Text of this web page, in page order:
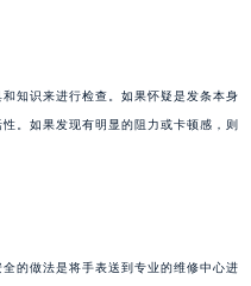
知识来进行检查。如果怀疑是发条本身
。如果发现有明显的阻力或卡顿感，则
的做法是将手表送到专业的维修中心进